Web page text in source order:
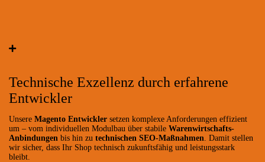
Technische Exzellenz durch erfahrene
Entwickler
Unsere Magento Entwickler setzen komplexe Anforderungen effizient
um – vom individuellen Modulbau über stabile Warenwirtschafts-
Anbindungen bis hin zu technischen SEO-Maßnahmen . Damit stellen
wir sicher, dass Ihr Shop technisch zukunftsfähig und leistungsstark
bleibt.